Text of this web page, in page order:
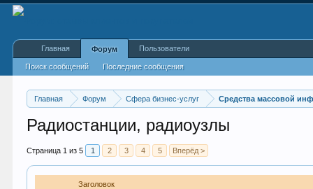
Главная Форум Сфера бизнес-услуг Средства массовой
Радиостанции, радиоузлы
Страница 1 из 5 1 2 3 4 5 Вперёд >
Заголовок
Главная Форум
Поиск сообщений Последние сообщения
Пользователи